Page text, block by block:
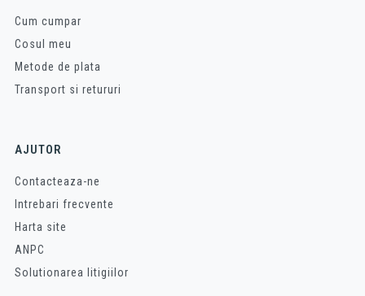
Cum cumpar
Cosul meu
Metode de plata
Transport si retururi
AJUTOR
Contacteaza-ne
Intrebari frecvente
Harta site
ANPC
Solutionarea litigiilor